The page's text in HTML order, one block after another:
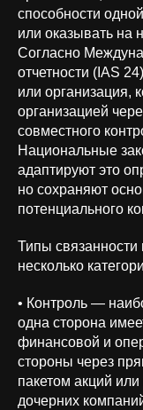
способности
или оказывать на
Согласно
отчетности (IAS
или организация,
организацией
совместного
Национальные
адаптируют это
но сохраняют
потенциального
Типы связанности
несколько
• Контроль —
одна сторона
финансовой и
стороны через
пакетом акций
дочерних